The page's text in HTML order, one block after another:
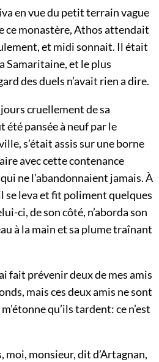
en vue du petit terrain vague
ce monastère, Athos attendait
et midi sonnait. Il était
Samaritaine, et le plus
des duels n’avait rien a dire.
cruellement de sa
été pansée à neuf par le
s’était assis sur une borne
avec cette contenance
ne l’abandonnaient jamais. À
se leva et fit poliment quelques
ci, de son côté, n’aborda son
à la main et sa plume traînant
fait prévenir deux de mes amis
mais ces deux amis ne sont
qu’ils tardent: ce n’est
moi, monsieur, dit d’Artagnan,